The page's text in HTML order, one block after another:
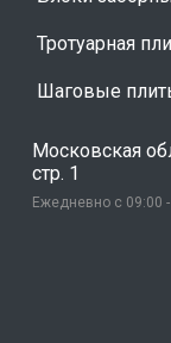
Тротуарная
Шаговые
Московская
стр. 1
Ежедневно с 09:00